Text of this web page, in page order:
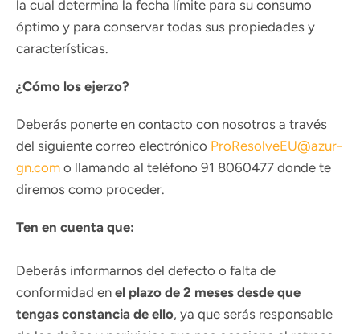
la cual determina la fecha límite para su consumo
óptimo y para conservar todas sus propiedades y
características.
¿Cómo los ejerzo?
Deberás ponerte en contacto con nosotros a través
del siguiente correo electrónico ProResolveEU@azur-
gn.com o llamando al teléfono 91 8060477 donde te
diremos como proceder.
Ten en cuenta que:
Deberás informarnos del defecto o falta de
conformidad en el plazo de 2 meses desde que
tengas constancia de ello, ya que serás responsable